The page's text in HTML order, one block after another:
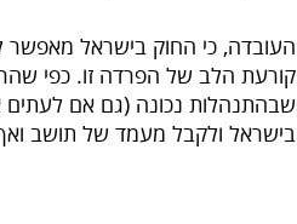
העובדה, כי החוק בישראל מאפשר
קורעת הלב של הפרדה זו. כפי
שבהתנהלות נכונה (גם אם לעתים
בישראל ולקבל מעמד של תושב